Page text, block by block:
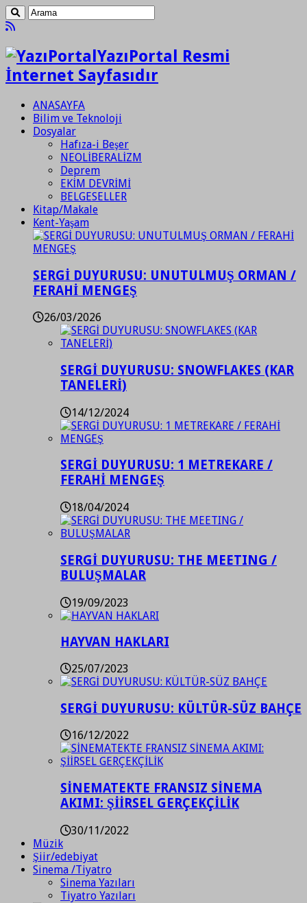
YazıPortal Resmi
İnternet Sayfasıdır
ANASAYFA
Bilim ve Teknoloji
Dosyalar
Hafıza-i Beşer
NEOLİBERALİZM
Deprem
EKİM DEVRİMİ
BELGESELLER
Kitap/Makale
Kent-Yaşam
SERGİ DUYURUSU: UNUTULMUŞ ORMAN /
FERAHİ MENGEŞ
26/03/2026
SERGİ DUYURUSU: SNOWFLAKES (KAR
TANELERİ)
14/12/2024
SERGİ DUYURUSU: 1 METREKARE /
FERAHİ MENGEŞ
18/04/2024
SERGİ DUYURUSU: THE MEETING /
BULUŞMALAR
19/09/2023
HAYVAN HAKLARI
25/07/2023
SERGİ DUYURUSU: KÜLTÜR-SÜZ BAHÇE
16/12/2022
SİNEMATEKTE FRANSIZ SİNEMA
AKIMI: ŞİİRSEL GERÇEKÇİLİK
30/11/2022
Müzik
Şiir/edebiyat
Sinema /Tiyatro
Sinema Yazıları
Tiyatro Yazıları